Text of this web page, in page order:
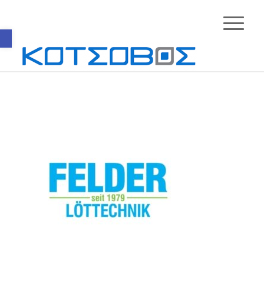
Ανοίξτε τη γραμμή εργαλείων